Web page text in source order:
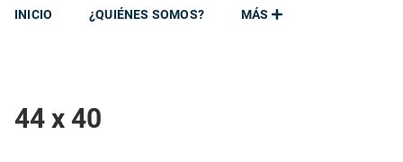
MÁS
INICIO ¿QUIÉNES SOMOS?
44 x 40